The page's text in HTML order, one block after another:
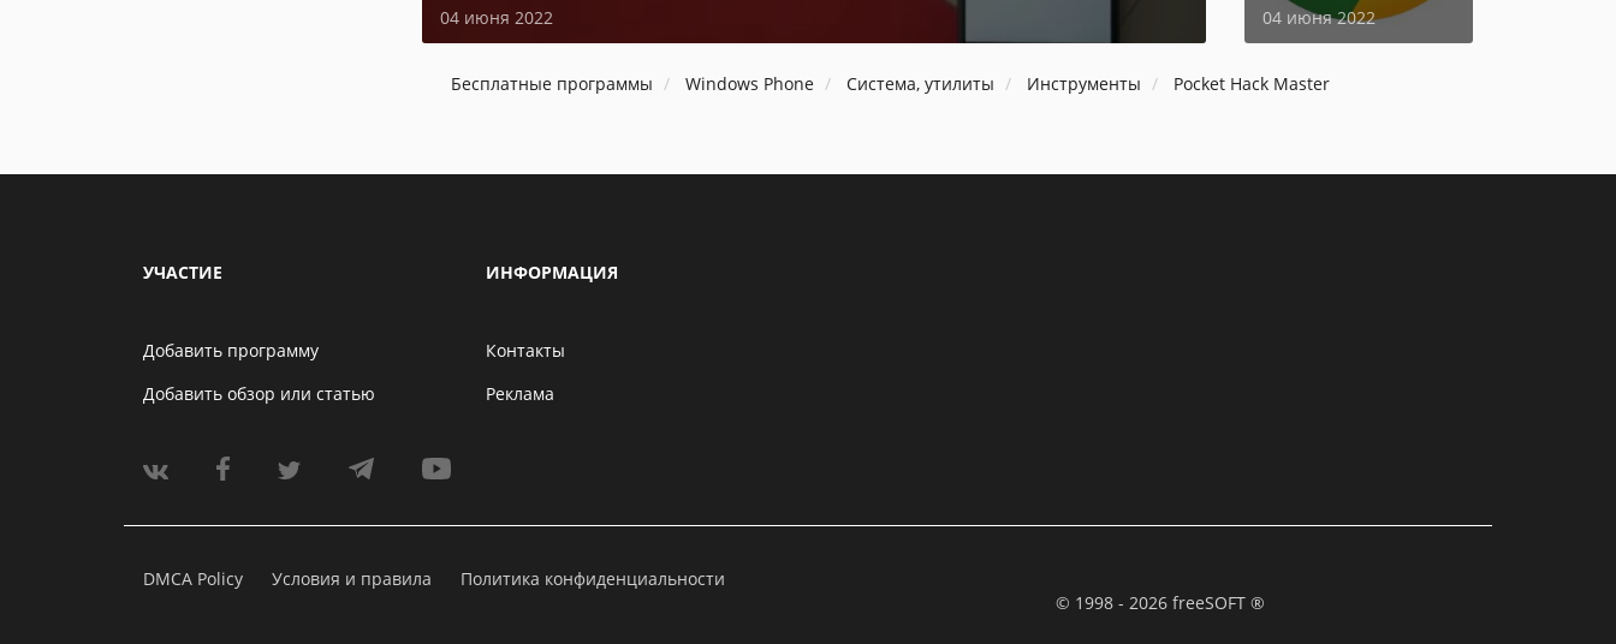
04 июня 2022 04 июня 2022
Бесплатные программы Windows Phone Система, утилиты Инструменты Pocket Hack Master
УЧАСТИЕ
Добавить программу
Добавить обзор или статью
ИНФОРМАЦИЯ
Контакты
Реклама
DMCA Policy Условия и правила
Политика конфиденциальности
© 1998 - 2026 freeSOFT ®